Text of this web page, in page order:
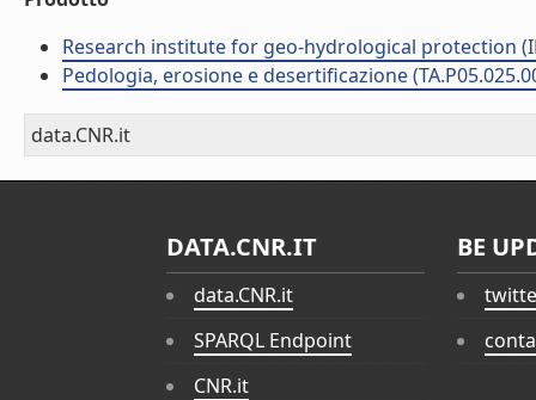
Research institute for geo-hydrological protection
Pedologia, erosione e desertificazione
data.CNR.it
DATA.CNR.IT
data.CNR.it
SPARQL Endpoint
CNR.it
BE